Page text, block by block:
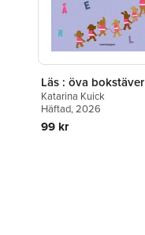
Läs : öva bokstäver
Katarina Kuick
Häftad, 2026
99 kr